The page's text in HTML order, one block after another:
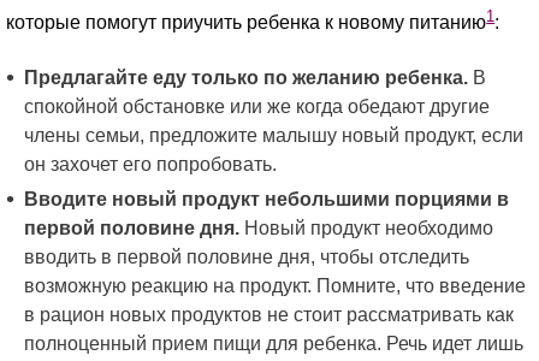
которые помогут приучить ребенка к новому питанию1:
Предлагайте еду только по желанию ребенка. В
спокойной обстановке или же когда обедают другие
члены семьи, предложите малышу новый продукт, если
он захочет его попробовать.
Вводите новый продукт небольшими порциями в
первой половине дня. Новый продукт необходимо
вводить в первой половине дня, чтобы отследить
возможную реакцию на продукт. Помните, что введение
в рацион новых продуктов не стоит рассматривать как
полноценный прием пищи для ребенка. Речь идет лишь